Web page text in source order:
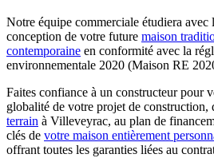
Notre équipe commerciale étudiera avec
conception de votre future maison
contemporaine en conformité avec la
environnementale 2020 (Maison RE
Faites confiance à un constructeur pour
globalité de votre projet de construction,
terrain à Villeveyrac, au plan de
clés de votre maison entièrement
offrant toutes les garanties liées au